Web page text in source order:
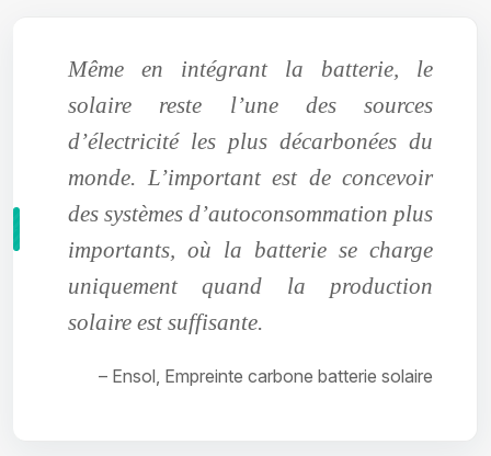
Même en intégrant la batterie, le
solaire reste l’une des sources
d’électricité les plus décarbonées du
monde. L’important est de concevoir
des systèmes d’autoconsommation plus
importants, où la batterie se charge
uniquement quand la production
solaire est suffisante.
– Ensol, Empreinte carbone batterie solaire